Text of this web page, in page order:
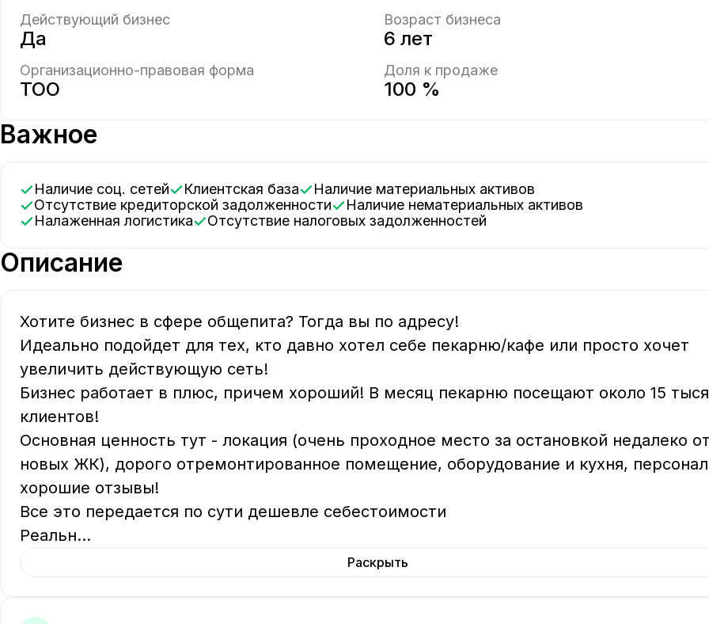
Действующий бизнес
Да
Возраст бизнеса
6 лет
Организационно-правовая форма
ТОО
Доля к продаже
100 %
Важное
Наличие соц. сетей Клиентская база
Наличие материальных активов
Отсутствие кредиторской задолженности
Наличие нематериальных активов
Налаженная логистика
Отсутствие налоговых задолженностей
Описание
Хотите бизнес в сфере общепита? Тогда вы по адресу!
Идеально подойдет для тех, кто давно хотел себе пекарню/кафе или просто хочет
увеличить действующую сеть!
Бизнес работает в плюс, причем хороший! В месяц пекарню посещают около 15
клиентов!
Основная ценность тут - локация (очень проходное место за остановкой недалеко от
новых ЖК), дорого отремонтированное помещение, оборудование и кухня,
хорошие отзывы!
Все это передается по сути дешевле себестоимости
Реальн...
Раскрыть